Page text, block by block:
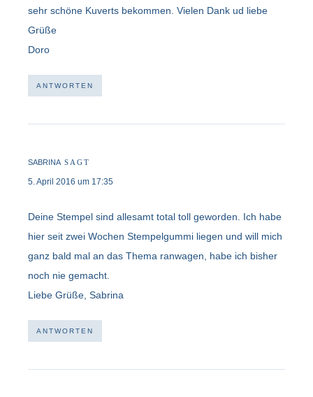
sehr schöne Kuverts bekommen. Vielen Dank ud liebe
Grüße
Doro
ANTWORTEN
SABRINA SAGT
5. April 2016 um 17:35
Deine Stempel sind allesamt total toll geworden. Ich habe
hier seit zwei Wochen Stempelgummi liegen und will mich
ganz bald mal an das Thema ranwagen, habe ich bisher
noch nie gemacht.
Liebe Grüße, Sabrina
ANTWORTEN